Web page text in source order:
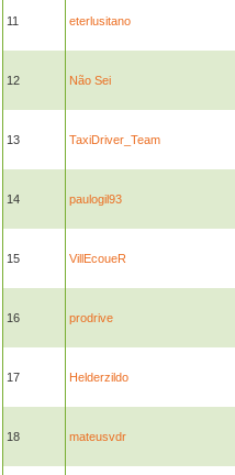
11 eterlusitano
12 Não Sei
13 TaxiDriver_Team
14 paulogil93
15 VillEcoueR
16 prodrive
17 Helderzildo
18 mateusvdr